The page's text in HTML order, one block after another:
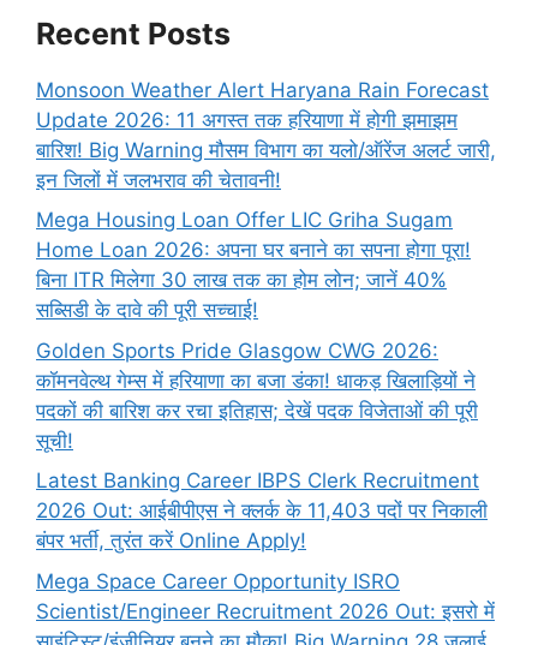
Recent Posts
Monsoon Weather Alert Haryana Rain Forecast
Update 2026: 11 अगस्त तक हरियाणा में होगी झमाझम
बारिश! Big Warning मौसम विभाग का यलो/ऑरेंज अलर्ट जारी,
इन जिलों में जलभराव की चेतावनी!
Mega Housing Loan Offer LIC Griha Sugam
Home Loan 2026: अपना घर बनाने का सपना होगा पूरा!
बिना ITR मिलेगा 30 लाख तक का होम लोन; जानें 40%
सब्सिडी के दावे की पूरी सच्चाई!
Golden Sports Pride Glasgow CWG 2026:
कॉमनवेल्थ गेम्स में हरियाणा का बजा डंका! धाकड़ खिलाड़ियों ने
पदकों की बारिश कर रचा इतिहास; देखें पदक विजेताओं की पूरी
सूची!
Latest Banking Career IBPS Clerk Recruitment
2026 Out: आईबीपीएस ने क्लर्क के 11,403 पदों पर निकाली
बंपर भर्ती, तुरंत करें Online Apply!
Mega Space Career Opportunity ISRO
Scientist/Engineer Recruitment 2026 Out: इसरो में